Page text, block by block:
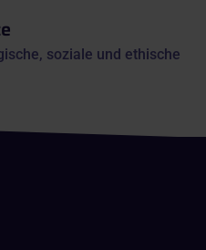
soziale und ethische